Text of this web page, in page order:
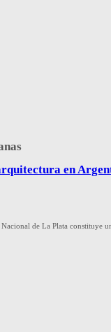
en
de La Plata constituye